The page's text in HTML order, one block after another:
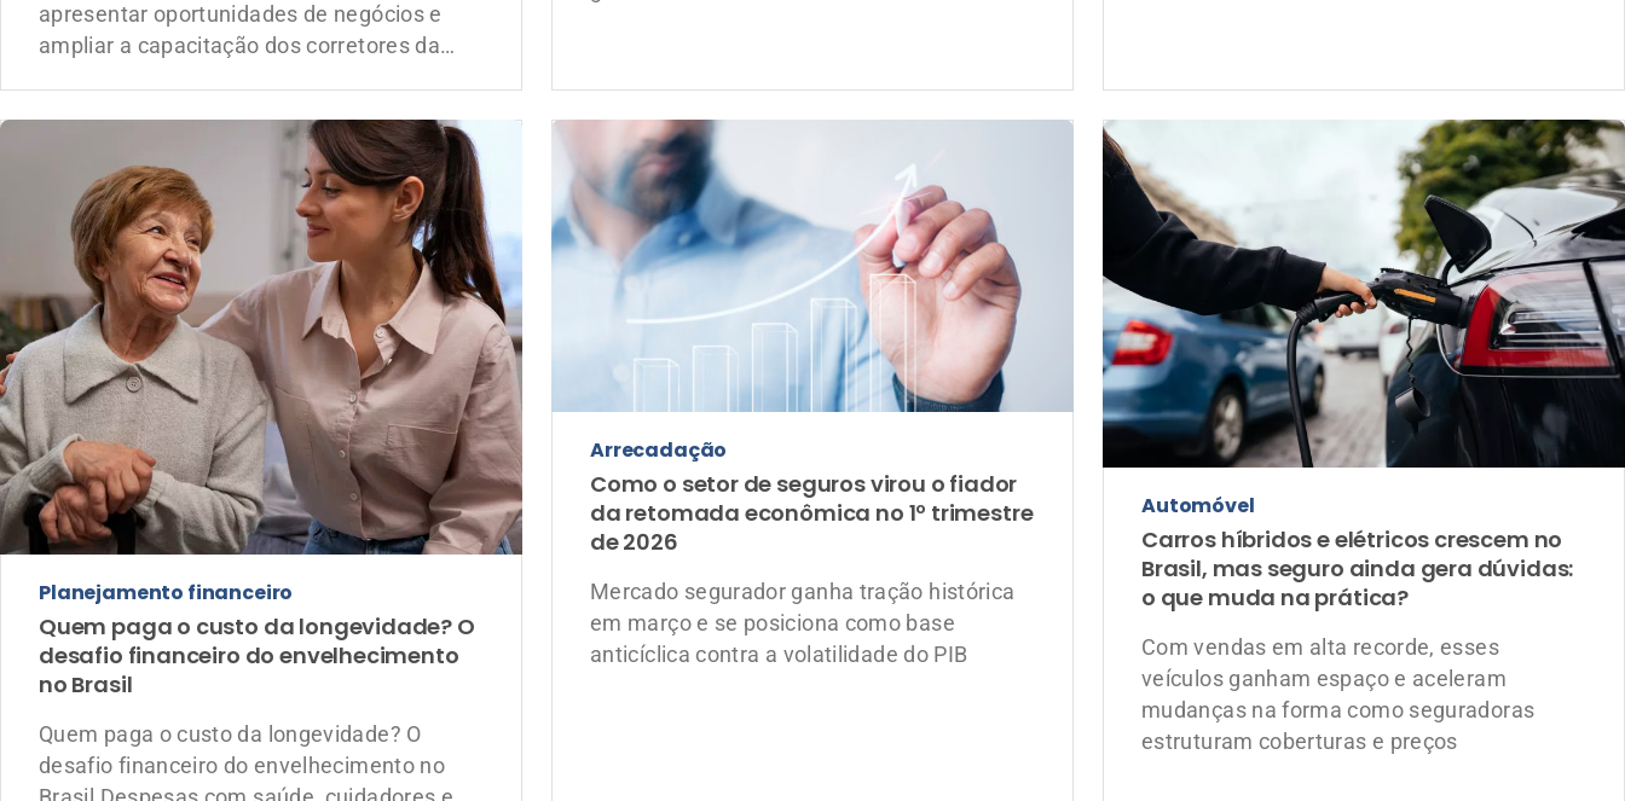
Planejamento financeiro
Quem paga o custo da longevidade? O
desafio financeiro do envelhecimento
no Brasil
Quem paga o custo da longevidade? O
desafio financeiro do envelhecimento no
Brasil Despesas com saúde, cuidadores e
planejamento financeiro deve considerar
possíveis necessidades de suporte e
assistência aos 60+
Arrecadação
Como o setor de seguros virou o fiador
da retomada econômica no 1º trimestre
de 2026
Mercado segurador ganha tração histórica
em março e se posiciona como base
anticíclica contra a volatilidade do PIB
Automóvel
Carros híbridos e elétricos crescem no
Brasil, mas seguro ainda gera dúvidas:
o que muda na prática?
Com vendas em alta recorde, esses
veículos ganham espaço e aceleram
mudanças na forma como seguradoras